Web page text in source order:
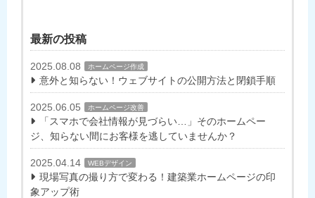
最新の投稿
2025.08.08 ホームページ作成
意外と知らない！ウェブサイトの公開方法と閉鎖手順
2025.06.05 ホームページ改善
「スマホで会社情報が見づらい…」そのホームペー
ジ、知らない間にお客様を逃していませんか？
2025.04.14 WEBデザイン
現場写真の撮り方で変わる！建築業ホームページの印
象アップ術